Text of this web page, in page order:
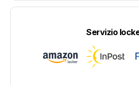
Servizio